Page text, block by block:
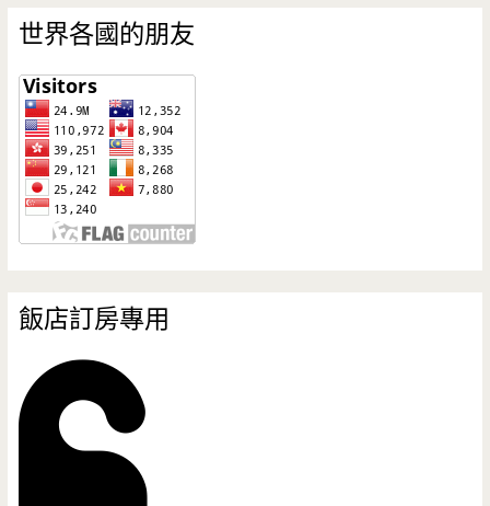
世界各國的朋友
飯店訂房專用